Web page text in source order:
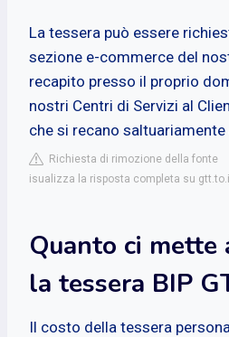
La tessera può essere
sezione e-commerce del
recapito presso il proprio
nostri Centri di Servizi al
che si recano saltuariamente
Richiesta di rimozione della fonte
isualizza la risposta completa su
Quanto ci mette
la tessera BIP
Il costo della tessera